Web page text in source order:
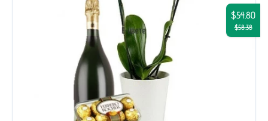
$54.80
$58.38